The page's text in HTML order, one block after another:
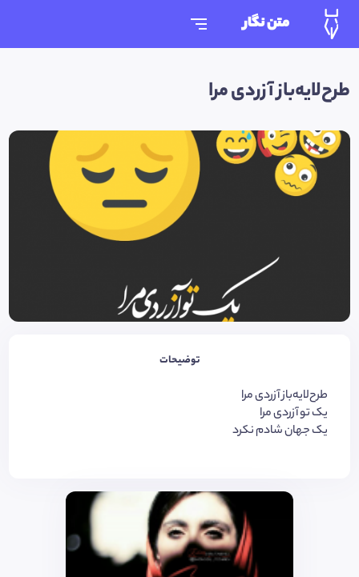
متن نگار
طرح‌لایه‌باز آزردی مرا
توضیحات
طرح‌لایه‌باز آزردی مرا
یک تو آزردی مرا
یک جهان شادم نکرد